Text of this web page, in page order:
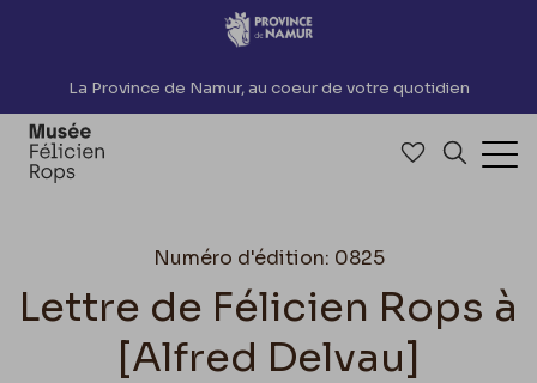
Accèder directement au contenu
La Province de Namur, au coeur de votre quotidien
Accéder à
Numéro d'édition: 0825
Lettre de Félicien Rops à
[Alfred Delvau]